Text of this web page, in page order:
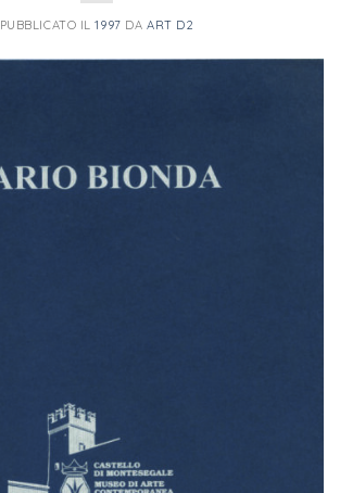
PUBBLICATO IL1997 DA ART D2